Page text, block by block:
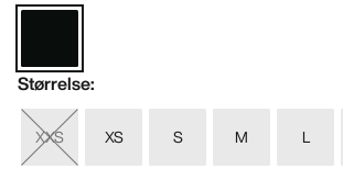
Størrelse:
XXS XS S M L